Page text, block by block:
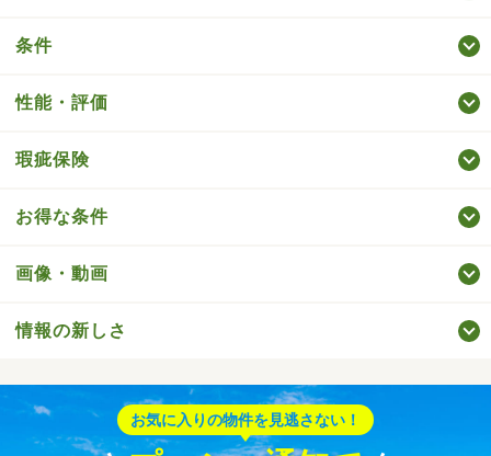
条件
性能・評価
瑕疵保険
お得な条件
画像・動画
情報の新しさ
お気に入りの物件を見逃さない！